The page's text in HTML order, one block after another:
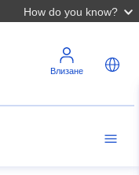
How do you know?
Влизане